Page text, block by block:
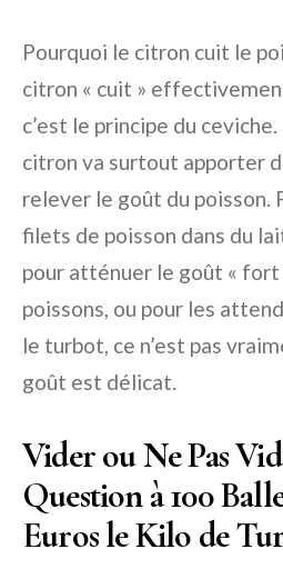
Pourquoi le citron cuit le
citron « cuit »
c’est le principe du
citron va surtout apporter
relever le goût du poisson.
filets de poisson dans du
pour atténuer le goût « fort
poissons, ou pour les
le turbot, ce n’est pas
goût est délicat.
Vider ou Ne Pas
Question à 100
Euros le Kilo de